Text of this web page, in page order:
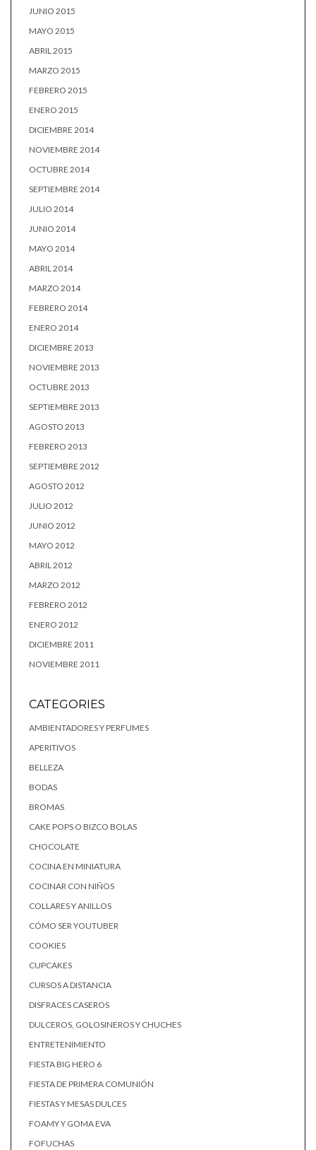
JUNIO 2015
MAYO 2015
ABRIL 2015
MARZO 2015
FEBRERO 2015
ENERO 2015
DICIEMBRE 2014
NOVIEMBRE 2014
OCTUBRE 2014
SEPTIEMBRE 2014
JULIO 2014
JUNIO 2014
MAYO 2014
ABRIL 2014
MARZO 2014
FEBRERO 2014
ENERO 2014
DICIEMBRE 2013
NOVIEMBRE 2013
OCTUBRE 2013
SEPTIEMBRE 2013
AGOSTO 2013
FEBRERO 2013
SEPTIEMBRE 2012
AGOSTO 2012
JULIO 2012
JUNIO 2012
MAYO 2012
ABRIL 2012
MARZO 2012
FEBRERO 2012
ENERO 2012
DICIEMBRE 2011
NOVIEMBRE 2011
CATEGORIES
AMBIENTADORES Y PERFUMES
APERITIVOS
BELLEZA
BODAS
BROMAS
CAKE POPS O BIZCO BOLAS
CHOCOLATE
COCINA EN MINIATURA
COCINAR CON NIÑOS
COLLARES Y ANILLOS
CÓMO SER YOUTUBER
COOKIES
CUPCAKES
CURSOS A DISTANCIA
DISFRACES CASEROS
DULCEROS, GOLOSINEROS Y CHUCHES
ENTRETENIMIENTO
FIESTA BIG HERO 6
FIESTA DE PRIMERA COMUNIÓN
FIESTAS Y MESAS DULCES
FOAMY Y GOMA EVA
FOFUCHAS